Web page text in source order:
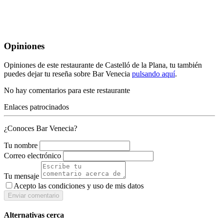
Opiniones
Opiniones de este restaurante de Castelló de la Plana, tu también
puedes dejar tu reseña sobre Bar Venecia pulsando aquí.
No hay comentarios para este restaurante
Enlaces patrocinados
¿Conoces Bar Venecia?
Tu nombre
Correo electrónico
Tu mensaje
Acepto las condiciones y uso de mis datos
Enviar comentario
Alternativas cerca